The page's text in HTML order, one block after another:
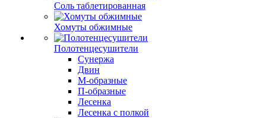
Соль таблетированная
Хомуты обжимные
Полотенцесушители
Сунержа
Двин
М-образные
П-образные
Лесенка
Лесенка с полкой